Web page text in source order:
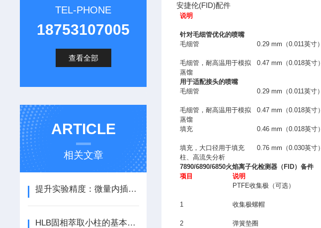
TEL-PHONE
18753107005
查看全部
ARTICLE
相关文章
提升实验精度：微量内插管的设计与功能介绍
HLB固相萃取小柱的基本原理和主要特征是怎样的？
安捷伦(FID)配件
说明
针对毛细管优化的喷嘴
毛细管
0.29 mm （0.011英寸）
毛细管，耐高温用于模拟
蒸馏
0.47 mm （0.018英寸）
用于适配接头的喷嘴
毛细管
0.29 mm （0.011英寸）
毛细管，耐高温用于模拟
蒸馏
0.47 mm （0.018英寸）
填充
0.46 mm （0.018英寸）
填充，大口径用于填充
柱、高流失分析
0.76 mm （0.030英寸）
7890/6890/6850火焰离子化检测器 （FID）备件
项目
说明
PTFE收集极（可选）
1
收集极螺帽
2
弹簧垫圈